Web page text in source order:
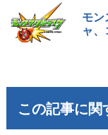
モン
ャ、
この記事に関